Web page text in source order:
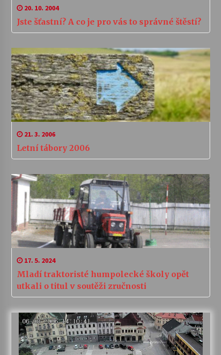
20. 10. 2004
Jste šťastní? A co je pro vás to správné štěstí?
21. 3. 2006
Letní tábory 2006
17. 5. 2024
Mladí traktoristé humpolecké školy opět
utkali o titul v soutěži zručnosti